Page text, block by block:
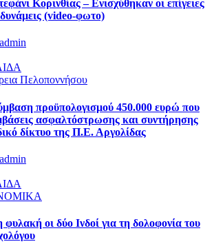
Κορινθίας – Ενισχύθηκαν οι επίγειες
δυνάμεις (video-φωτο)
admin
Πελοποννήσου
προϋπολογισμού 450.000 ευρώ που
ασφαλτόστρωσης και συντήρησης
δίκτυο της Π.Ε. Αργολίδας
admin
οι δύο Ινδοί για τη δολοφονία του